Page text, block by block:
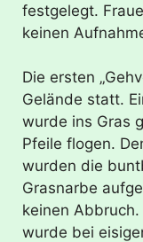
festgelegt.
keinen
Die ersten
Gelände statt.
wurde ins Gras
Pfeile flogen.
wurden die
Grasnarbe
keinen
wurde bei